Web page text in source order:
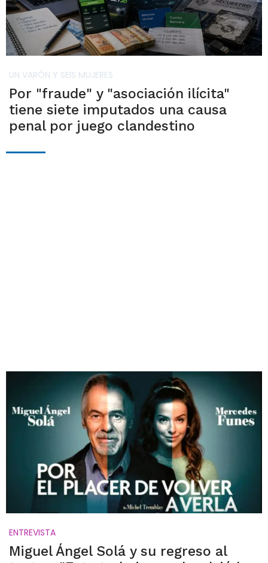
UN VARÓN Y SEIS MUJERES
Por "fraude" y "asociación ilícita"
tiene siete imputados una causa
penal por juego clandestino
ENTREVISTA
Miguel Ángel Solá y su regreso al